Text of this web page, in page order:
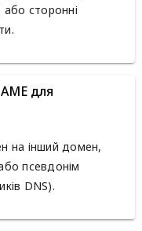
сторонні
для
на інший домен,
псевдонім
DNS).